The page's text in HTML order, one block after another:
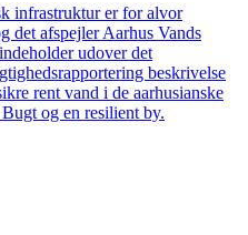
infrastruktur er for alvor
det afspejler Aarhus Vands
udover det
beskrivelse
rent vand i de aarhusianske
og en resilient by.